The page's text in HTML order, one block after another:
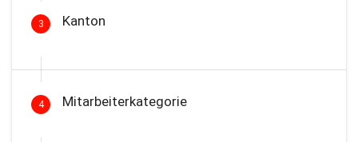
3 Kanton
4 Mitarbeiterkategorie